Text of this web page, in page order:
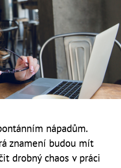
nápadům.
znamení budou mít
drobný chaos v práci